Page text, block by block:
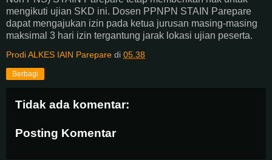
mengikuti ujian SKD ini. Dosen PPNPN STAIN Parepare
dapat mengajukan izin pada ketua jurusan masing-masing
maksimal 3 hari izin tergantung jarak lokasi ujian peserta.
Prodi ALKES IAIN Parepare di 05.38
Berbagi
Tidak ada komentar:
Posting Komentar